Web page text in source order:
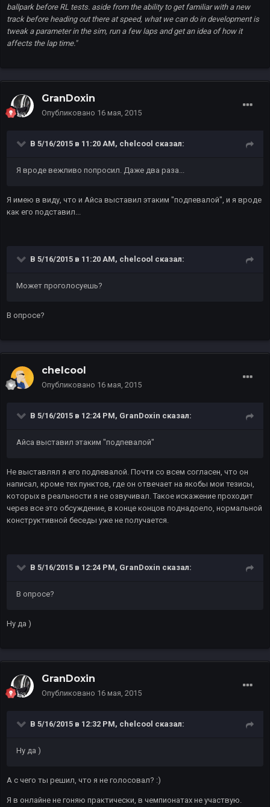
ballpark before RL tests. aside from the ability to get familiar with a new
track before heading out there at speed, what we can do in development is
tweak a parameter in the sim, run a few laps and get an idea of how it
affects the lap time."
GranDoxin
Опубликовано 16 мая, 2015
В 5/16/2015 в 11:20 AM, chelcool сказал:
Я вроде вежливо попросил. Даже два раза...
Я имею в виду, что и Айса выставил этаким "подпевалой", и я вроде
как его подставил...
В 5/16/2015 в 11:20 AM, chelcool сказал:
Может проголосуешь?
В опросе?
chelcool
Опубликовано 16 мая, 2015
В 5/16/2015 в 12:24 PM, GranDoxin сказал:
Айса выставил этаким "подпевалой"
Не выставлял я его подпевалой. Почти со всем согласен, что он
написал, кроме тех пунктов, где он отвечает на якобы мои тезисы,
которых в реальности я не озвучивал. Такое искажение проходит
через все это обсуждение, в конце концов поднадоело, нормальной
конструктивной беседы уже не получается.
В 5/16/2015 в 12:24 PM, GranDoxin сказал:
В опросе?
Ну да )
GranDoxin
Опубликовано 16 мая, 2015
В 5/16/2015 в 12:32 PM, chelcool сказал:
Ну да )
А с чего ты решил, что я не голосовал? :)
Я в онлайне не гоняю практически, в чемпионатах не участвую.